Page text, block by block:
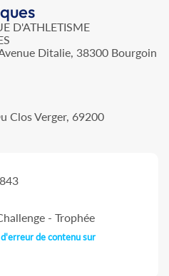
D'ATHLETISME
Ditalie, 38300 Bourgoin
Clos Verger, 69200
- Trophée
de contenu sur